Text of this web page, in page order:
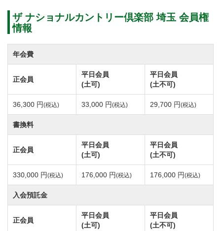
再建型の再生計画案が可決。
平成27年6月に廣済堂開発株式会社と株式会社千葉廣済
部が合併し運営会社は株式会社ザ ナショナルカントリ
ー倶楽部に、ゴルフ場名は「ザ ナショナルカントリー
倶楽部 埼玉」へ変更し、新たなスタートを踏み出し
ました。
ザ ナショナルカントリー倶楽部 埼玉は秩父の山々に囲
まれていて自然を感じながらプレーを行えます。
盆地の中にある丘陵地の地形をそのまま活かしたコー
スレイアウトで、ほどよいアップダウンとゆるやかな
アンジュレーションのある丘陵コースです。
イ、全体的に見通しの良いコースのため、ゴルフ初心
ザ ナショナルカントリー倶楽部 埼玉 会員権
情報
年会費
正会員
平日会員
(土可)
平日会員
(土不可)
36,300 円(税込) 33,000 円(税込) 29,700 円(税込)
書換料
正会員
平日会員
(土可)
平日会員
(土不可)
330,000 円(税込) 176,000 円(税込) 176,000 円(税込)
入会預託金
正会員
平日会員
(土可)
平日会員
(土不可)